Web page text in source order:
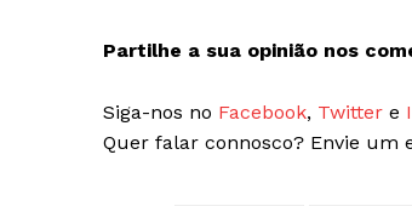
Partilhe a sua opinião nos
Siga-nos no Facebook, Twitter e
Quer falar connosco? Envie um